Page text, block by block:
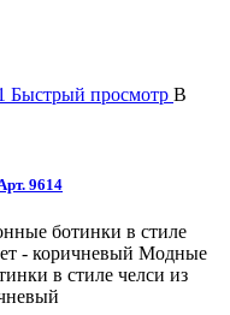
Быстрый просмотр В
9614
ботинки в стиле
- коричневый Модные
в стиле челси из